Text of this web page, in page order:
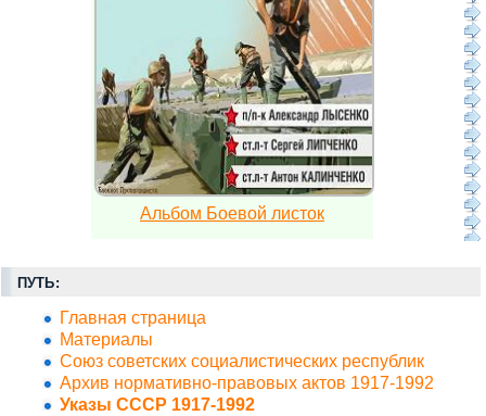
Альбом Боевой листок
ПУТЬ:
Главная страница
Материалы
Союз советских социалистических республик
Архив нормативно-правовых актов 1917-1992
Указы СССР 1917-1992